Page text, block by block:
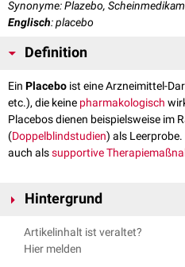
Synonyme: Plazebo,
Englisch: placebo
Definition
Ein Placebo ist eine Arzneimittel-
etc.), die keine pharmakologisch
Placebos dienen beispielsweise im
(Doppelblindstudien) als
auch alssupportive
Hintergrund
Über biologische, psychische
Erwartungshaltungen,
Artikelinhalt ist veraltet?
Hier melden